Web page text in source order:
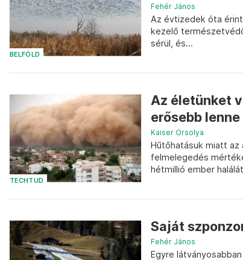
BELFÖLD
Fehér János
Az évtizedek óta
kezelő
sérül, és...
TECHTUD
Az életünket
erősebb
Kaiser Orsolya
Hűtőhatásuk miatt az
felmelegedés
hétmillió ember
Saját
Fehér János
Egyre